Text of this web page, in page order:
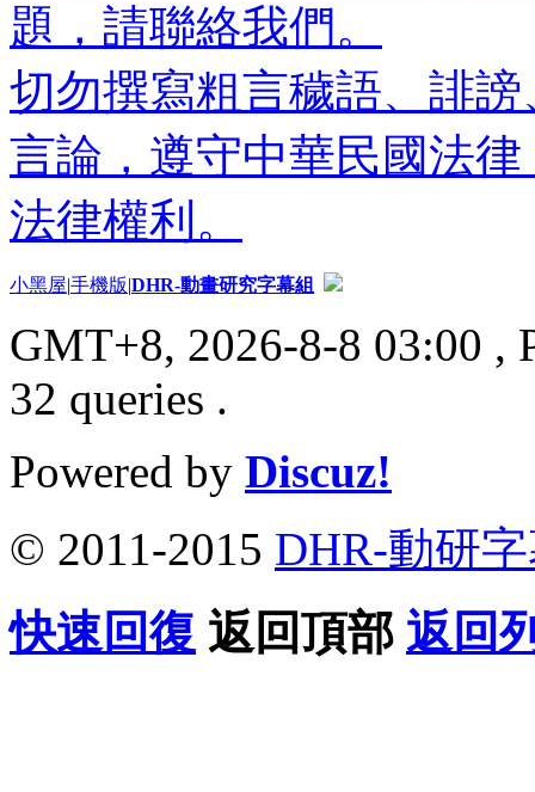
題，請聯絡我們。
切勿撰寫粗言穢語、誹
言論，遵守中華民國法
法律權利。
小黑屋|手機版|DHR-動畫研究字幕組
GMT+8, 2026-8-8 03:00 ,
32 queries .
Powered by Discuz!
© 2011-2015 DHR-動研
快速回復 返回頂部 返回